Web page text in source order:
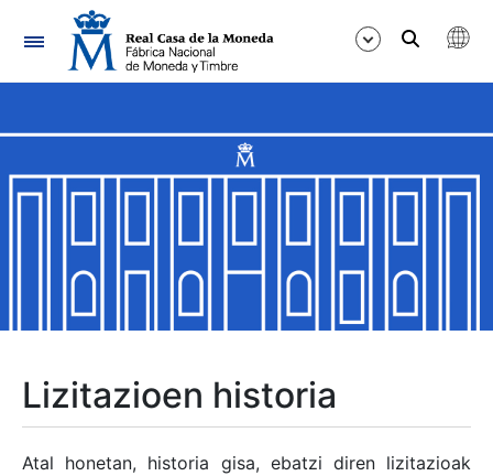
Nabigazioa
Erakutsi/Ezkutatu
Erakutsi/Ezkutatu
Erakutsi/Ezkutatu
Erakutsi/Ezkutatu
Lizitazioen historia
Atal honetan, historia gisa, ebatzi diren lizitazioak